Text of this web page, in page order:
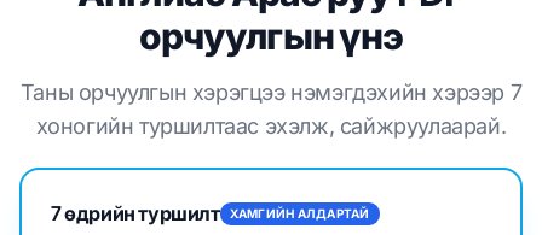
орчуулгын үнэ
Таны орчуулгын хэрэгцээ нэмэгдэхийн хэрээр 7
хоногийн туршилтаас эхэлж, сайжруулаарай.
7 өдрийн туршилт ХАМГИЙН АЛДАРТАЙ